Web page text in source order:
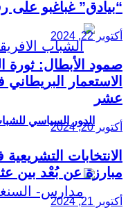
الدور السياسي
“بيادق” غباغبو على
أكتوبر 22, 2024
صمود الأبطال: ثورة
الاستعمار
عشر
أكتوبر 20, 2024
الانتخابات
مبارزة عن بُعْد بين
أكتوبر 21, 2024